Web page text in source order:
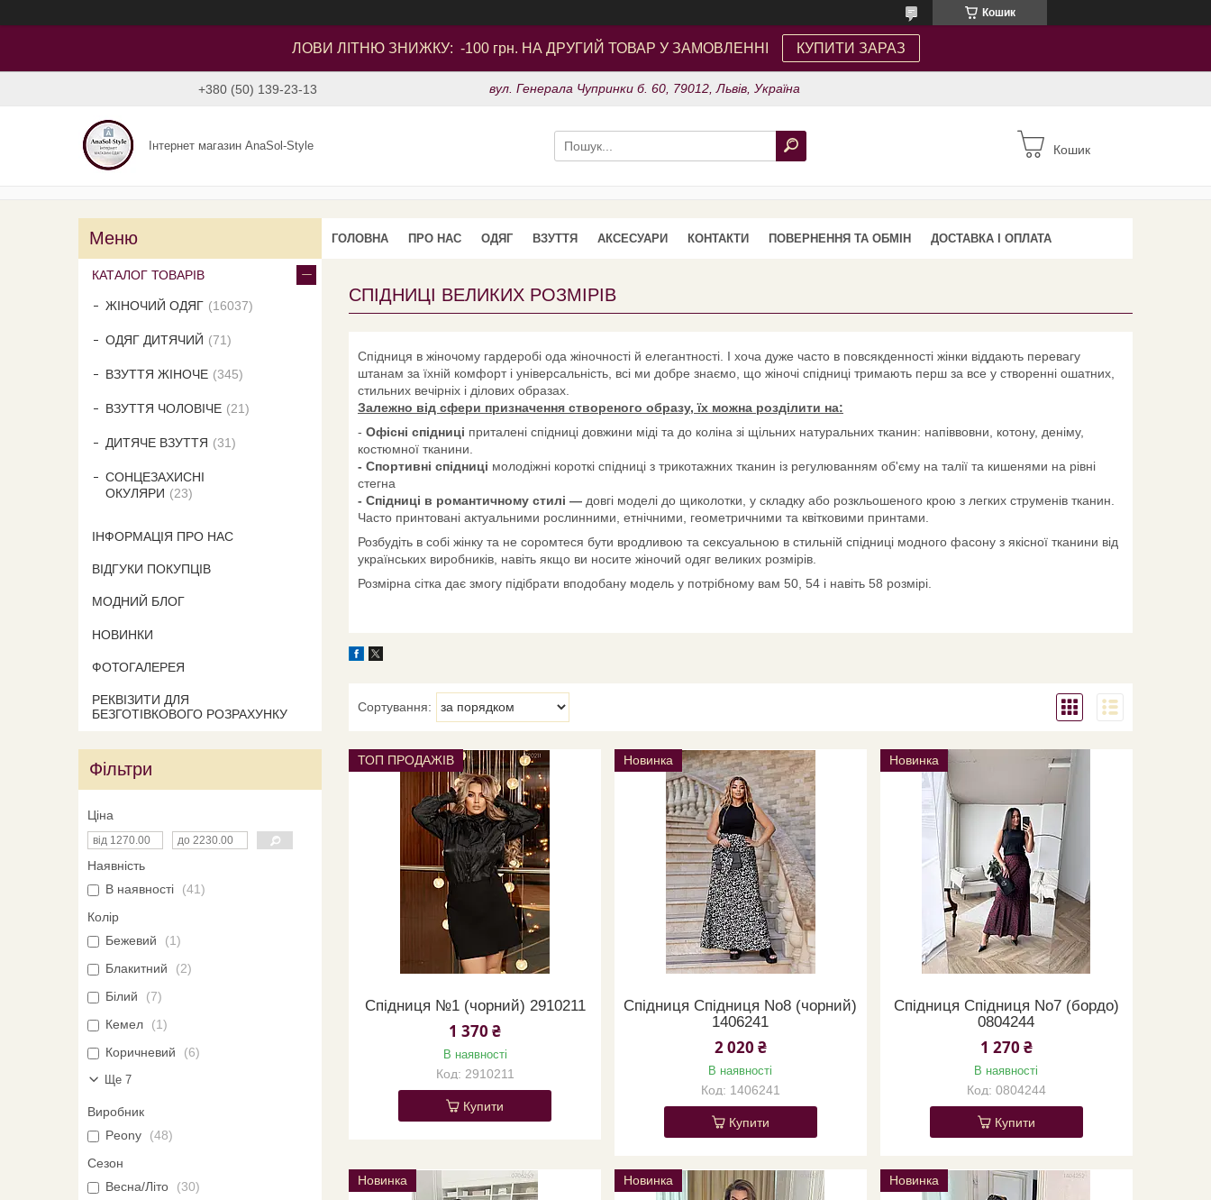
Кошик
ЛОВИ ЛІТНЮ ЗНИЖКУ: -100 грн. НА ДРУГИЙ ТОВАР У ЗАМОВЛЕННІ КУПИТИ ЗАРАЗ
+380 (50) 139-23-13 вул. Генерала Чупринки б. 60, 79012, Львів, Україна
Інтернет магазин AnaSol-Style Кошик
ГОЛОВНА ПРО НАС ОДЯГ ВЗУТТЯ АКСЕСУАРИ КОНТАКТИ ПОВЕРНЕННЯ ТА ОБМІН ДОСТАВКА І ОПЛАТА
СПІДНИЦІ ВЕЛИКИХ РОЗМІРІВ
Спідниця в жіночому гардеробі ода жіночності й елегантності. І хоча дуже часто в повсякденності жінки віддають перевагу
штанам за їхній комфорт і універсальність, всі ми добре знаємо, що жіночі спідниці тримають перш за все у створенні ошатних,
стильних вечірніх і ділових образах.
Залежно від сфери призначення створеного образу, їх можна розділити на:
- Офісні спідниці приталені спідниці довжини міді та до коліна зі щільних натуральних тканин: напіввовни, котону, деніму,
костюмної тканини.
- Спортивні спідниці молодіжні короткі спідниці з трикотажних тканин із регулюванням об'єму на талії та кишенями на рівні
стегна
- Спідниці в романтичному стилі — довгі моделі до щиколотки, у складку або розкльошеного крою з легких струменів тканин.
Часто принтовані актуальними рослинними, етнічними, геометричними та квітковими принтами.
Розбудіть в собі жінку та не соромтеся бути вродливою та сексуальною в стильній спідниці модного фасону з якісної тканини від
українських виробників, навіть якщо ви носите жіночий одяг великих розмірів.
Розмірна сітка дає змогу підібрати вподобану модель у потрібному вам 50, 54 і навіть 58 розмірі.
ТОП ПРОДАЖІВ
Спідниця №1 (чорний) 2910211
1 370 ₴
В наявності
2910211
Купити
Новинка
Спідниця Спідниця No8 (чорний)
1406241
2 020 ₴
В наявності
1406241
Купити
Новинка
Спідниця Спідниця No7 (бордо)
0804244
1 270 ₴
В наявності
0804244
Купити
Новинка Новинка Новинка
КАТАЛОГ ТОВАРІВ
ЖІНОЧИЙ ОДЯГ 16037
ОДЯГ ДИТЯЧИЙ 71
ВЗУТТЯ ЖІНОЧЕ 345
ВЗУТТЯ ЧОЛОВІЧЕ 21
ДИТЯЧЕ ВЗУТТЯ 31
СОНЦЕЗАХИСНІ
ОКУЛЯРИ
23
ІНФОРМАЦІЯ ПРО НАС
ВІДГУКИ ПОКУПЦІВ
МОДНИЙ БЛОГ
НОВИНКИ
ФОТОГАЛЕРЕЯ
РЕКВІЗИТИ ДЛЯ
БЕЗГОТІВКОВОГО РОЗРАХУНКУ
Фільтри
Ціна
Наявність
В наявності
41
Колір
Бежевий
1
Блакитний
2
Білий
7
Кемел
1
Коричневий
6
Ще 7
Виробник
Peony
48
Сезон
Весна/Літо
30